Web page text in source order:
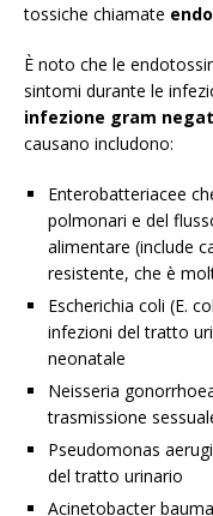
tossiche chiamate
È noto che le
sintomi durante le
infezione gram
causano includono:
Enterobatteriacee
polmonari e del
alimentare (include
resistente, che è
Escherichia coli (E.
infezioni del tratto
neonatale
Neisseria
trasmissione
Pseudomonas
del tratto urinario
Acinetobacter